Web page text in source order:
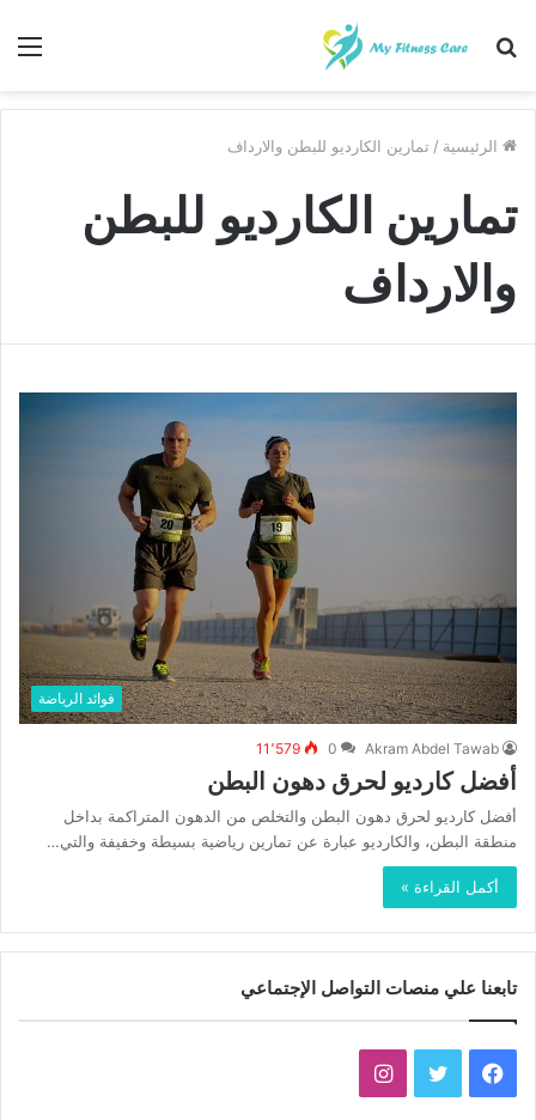
بحث
الرئيسية / تمارين الكارديو للبطن والارداف
تمارين الكارديو للبطن
والارداف
فوائد الرياضة
Akram Abdel Tawab
0 11٬579
أفضل كارديو لحرق دهون البطن
أفضل كارديو لحرق دهون البطن والتخلص من الدهون المتراكمة بداخل
منطقة البطن، والكارديو عبارة عن تمارين رياضية بسيطة وخفيفة والتي…
أكمل القراءة »
تابعنا علي منصات التواصل الإجتماعي
فيسبوك تويتر انستقرام